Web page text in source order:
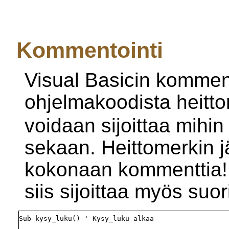
Kommentointi
Visual Basicin
ohjelmakoodista
voidaan sijoittaa
sekaan. Heittomerkin
kokonaan
siis sijoittaa myös
Sub kysy_luku() ' Kysy_luku alkaa